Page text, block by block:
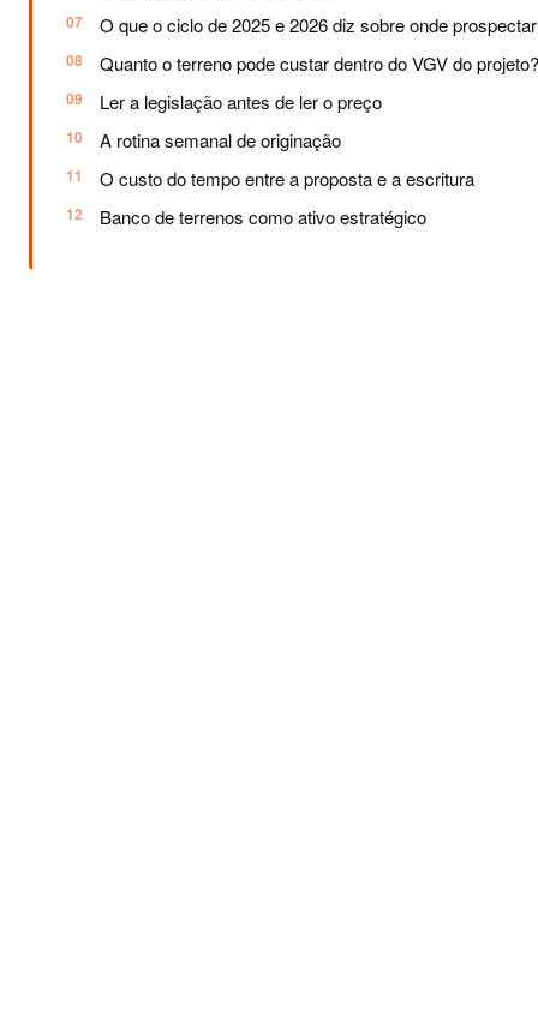
O que o ciclo de 2025 e 2026 diz sobre onde prospectar
Quanto o terreno pode custar dentro do VGV do projeto?
Ler a legislação antes de ler o preço
A rotina semanal de originação
O custo do tempo entre a proposta e a escritura
Banco de terrenos como ativo estratégico